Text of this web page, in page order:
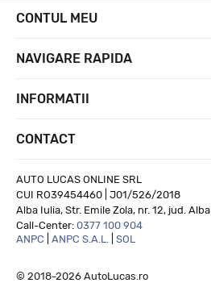
CONTUL MEU
NAVIGARE RAPIDA
INFORMATII
CONTACT
AUTO LUCAS ONLINE SRL
CUI RO39454460 | J01/526/2018
Alba Iulia, Str. Emile Zola, nr. 12, jud. Alba
Call-Center: 0377 100 904
ANPC
ANPC S.A.L. SOL
© 2018-2026 AutoLucas.ro